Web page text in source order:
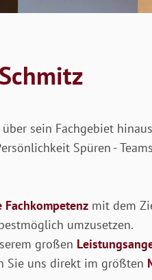
sein Fachgebiet
Spüren -
Fachkompetenz mit dem
umzusetzen.
großen
Sie uns direkt im größten